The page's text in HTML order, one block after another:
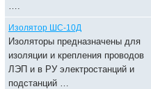
….
Изолятор ШС-10Д
Изоляторы предназначены для
изоляции и крепления проводов
ЛЭП и в РУ электростанций и
подстанций …